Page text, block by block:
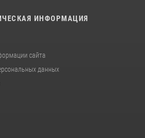
ИНФОРМАЦИЯ
сайта
данных